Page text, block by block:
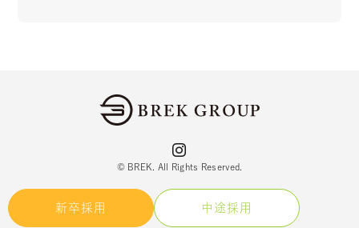
新卒採用 中途採用
© BREK. All Rights Reserved.